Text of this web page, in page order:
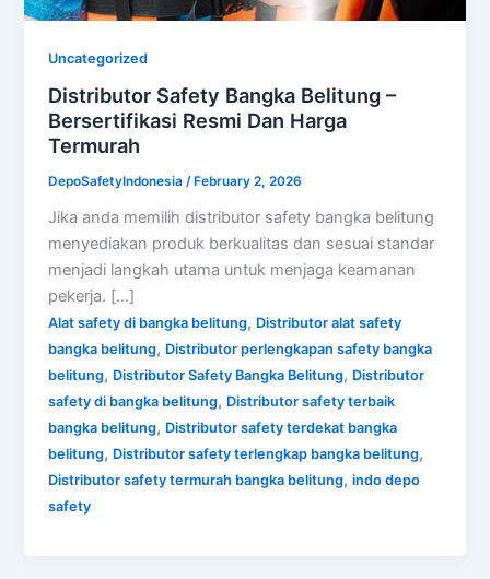
Uncategorized
Distributor Safety Bangka Belitung –
Bersertifikasi Resmi Dan Harga
Termurah
DepoSafetyIndonesia/ February 2, 2026
Jika anda memilih distributor safety bangka belitung
menyediakan produk berkualitas dan sesuai standar
menjadi langkah utama untuk menjaga keamanan
pekerja. […]
Alat safety di bangka belitung, Distributor alat safety
bangka belitung, Distributor perlengkapan safety bangka
belitung, Distributor Safety Bangka Belitung, Distributor
safety di bangka belitung, Distributor safety terbaik
bangka belitung, Distributor safety terdekat bangka
belitung, Distributor safety terlengkap bangka belitung,
Distributor safety termurah bangka belitung,indo depo
safety